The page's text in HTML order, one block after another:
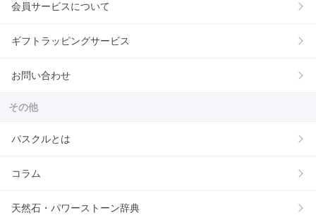
会員サービスについて
ギフトラッピングサービス
お問い合わせ
その他
パスクルとは
コラム
天然石・パワーストーン辞典